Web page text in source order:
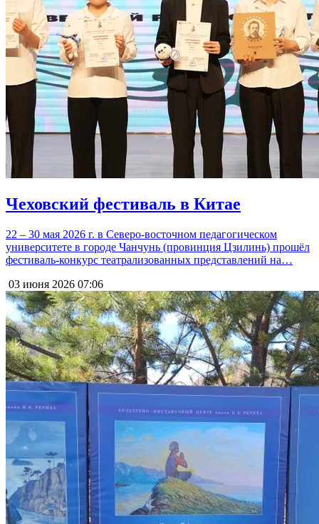
Чеховский фестиваль в Китае
22 – 30 мая 2026 г. в Северо-восточном педагогическом
университете в городе Чанчунь (провинция Цзилинь) прошёл
фестиваль-конкурс театрализованных представлений на…
03 июня 2026 07:06